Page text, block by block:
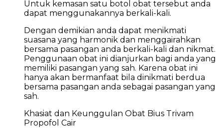
Untuk kemasan satu botol obat tersebut anda
dapat menggunakannya berkali-kali.
Dengan demikian anda dapat menikmati
suasana yang harmonik dan menggairahkan
bersama pasangan anda berkali-kali dan nikmat.
Penggunaan obat ini dianjurkan bagi anda yang
memiliki pasangan yang sah. Karena obat ini
hanya akan bermanfaat bila dinikmati berdua
bersama pasangan anda sebagai pasangan yang
sah.
Khasiat dan Keunggulan Obat Bius Trivam
Propofol Cair